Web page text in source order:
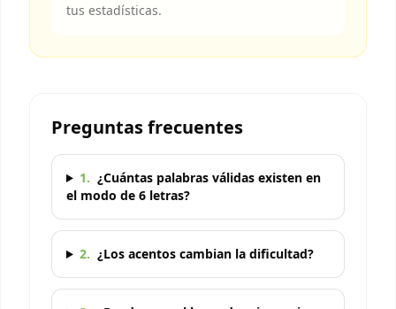
tus estadísticas.
Preguntas frecuentes
1. ¿Cuántas palabras válidas existen en
el modo de 6 letras?
2. ¿Los acentos cambian la dificultad?